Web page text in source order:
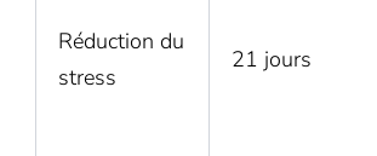
Réduction du
stress
21 jours